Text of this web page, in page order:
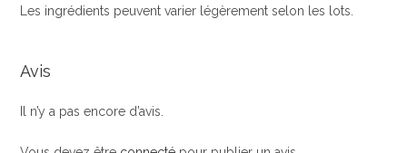
Les ingrédients peuvent varier légèrement selon les lots.
Avis
Il n’y a pas encore d’avis.